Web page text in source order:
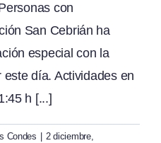
con
San Cebrián ha
especial con la
día. Actividades en
h [...]
Condes
2 diciembre,